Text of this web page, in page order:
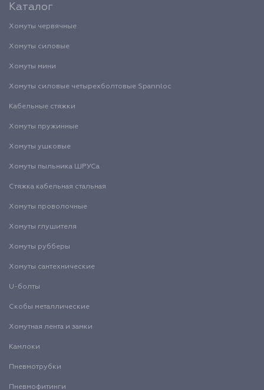
Каталог
Хомуты червячные
Хомуты силовые
Хомуты мини
Хомуты силовые четырехболтовые Spannloc
Кабельные стяжки
Хомуты пружинные
Хомуты ушковые
Хомуты пыльника ШРУСа
Стяжка кабельная стальная
Хомуты проволочные
Хомуты глушителя
Хомуты рубберы
Хомуты сантехнические
U-болты
Скобы металлические
Хомутная лента и замки
Камлоки
Пневмотрубки
Пневмофитинги